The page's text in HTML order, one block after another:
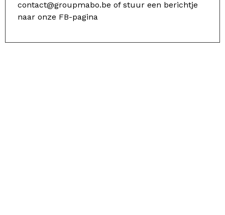
contact@groupmabo.be of stuur een berichtje
naar onze FB-pagina